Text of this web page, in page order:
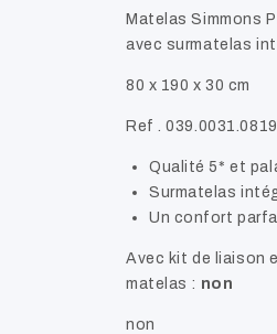
Matelas Simmons
avec surmatelas
80 x 190 x 30 cm
Ref . 039.0031.0819
Qualité 5* et
Surmatelas
Un confort
Avec kit de liaison
matelas : non
non